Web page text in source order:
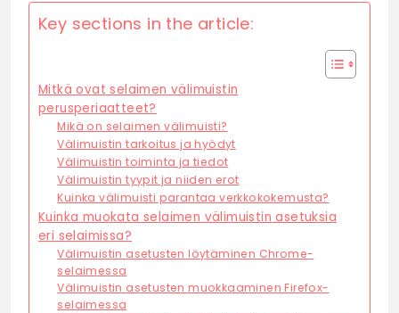
Key sections in the article:
Mitkä ovat selaimen välimuistin
perusperiaatteet?
Mikä on selaimen välimuisti?
Välimuistin tarkoitus ja hyödyt
Välimuistin toiminta ja tiedot
Välimuistin tyypit ja niiden erot
Kuinka välimuisti parantaa verkkokokemusta?
Kuinka muokata selaimen välimuistin asetuksia
eri selaimissa?
Välimuistin asetusten löytäminen Chrome-
selaimessa
Välimuistin asetusten muokkaaminen Firefox-
selaimessa